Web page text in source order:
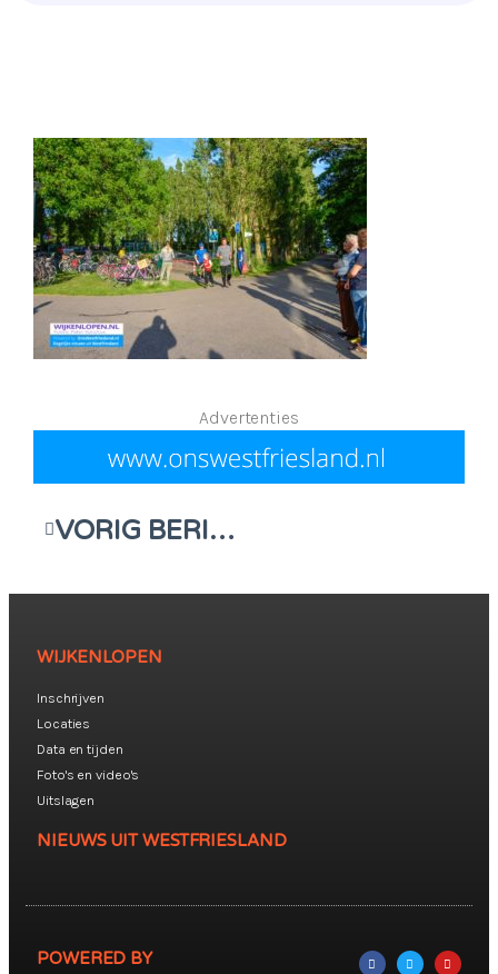
Advertenties
VORIG BERICHT
WIJKENLOPEN
Inschrijven
Locaties
Data en tijden
Foto's en video's
Uitslagen
NIEUWS UIT WESTFRIESLAND
POWERED BY